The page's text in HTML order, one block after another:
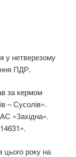
у нетверезому
ПДР.
за кермом
– Сусолів».
«Західна».
цього року на